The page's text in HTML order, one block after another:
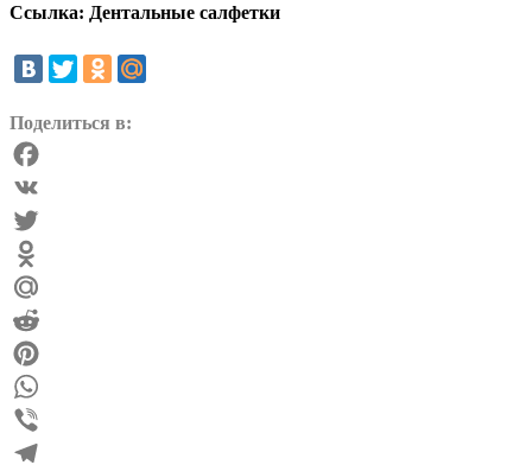
Ссылка: Дентальные салфетки
Поделиться в:
Facebook
VK
Twitter
Odnoklassniki
Mail.Ru
Reddit
Pinterest
WhatsApp
Viber